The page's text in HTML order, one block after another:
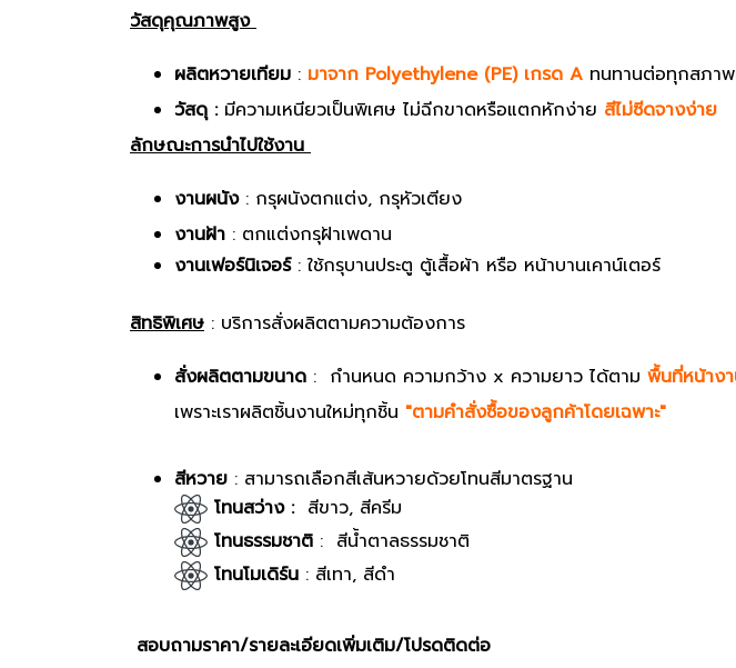
วัสดุคุณภาพสูง
ผลิตหวายเทียม : มาจาก Polyethylene (PE) เกรด A ทนทานต่อทุกสภา
วัสดุ :มีความเหนียวเป็นพิเศษ ไม่ฉีกขาดหรือแตกหักง่าย สีไม่ซีดจางง่าย
ลักษณะการนำไปใช้งาน
งานผนัง: กรุผนังตกแต่ง, กรุหัวเตียง
งานฝ้า : ตกแต่งกรุฝ้าเพดาน
งานเฟอร์นิเจอร์: ใช้กรุบานประตู ตู้เสื้อผ้า หรือ หน้าบานเคาน์เตอร์
สิทธิพิเศษ : บริการสั่งผลิตตามความต้องการ
สั่งผลิตตามขนาด : กำนหนด ความกว้าง x ความยาว ได้ตาม พื้นที่หน้าง
เพราะเราผลิตชิ้นงานใหม่ทุกชิ้น "ตามคำสั่งซื้อของลูกค้าโดยเฉพาะ"
สีหวาย : สามารถเลือกสีเส้นหวายด้วยโทนสีมาตรฐาน
โทนสว่าง :สีขาว, สีครีม
โทนธรรมชาติ : สีน้ำตาลธรรมชาติ
โทนโมเดิร์น : สีเทา, สีดำ
สอบถามราคา/รายละเอียดเพิ่มเติม/โปรดติดต่อ